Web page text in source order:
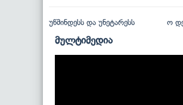
უწმინდესს და უნეტარესს ო
მულტიმედია